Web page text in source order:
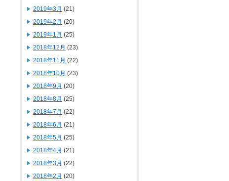
2019年3月 (21)
2019年2月 (20)
2019年1月 (25)
2018年12月 (23)
2018年11月 (22)
2018年10月 (23)
2018年9月 (20)
2018年8月 (25)
2018年7月 (22)
2018年6月 (21)
2018年5月 (25)
2018年4月 (21)
2018年3月 (22)
2018年2月 (20)